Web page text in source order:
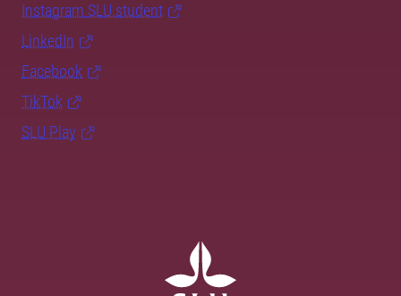
Instagram SLU.student
LinkedIn
Facebook
TikTok
SLU Play